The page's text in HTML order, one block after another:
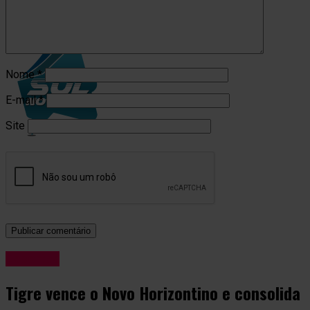
Nome*
E-mail*
Site
Tigre vence o Novo Horizontino e consolida